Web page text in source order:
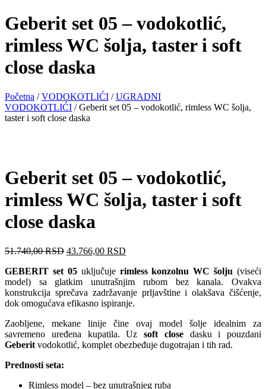
Geberit set 05 – vodokotlić,
rimless WC šolja, taster i soft
close daska
Početna /VODOKOTLIĆI /UGRADNI
VODOKOTLIĆI / Geberit set 05 – vodokotlić, rimless WC šolja,
taster i soft close daska
Geberit set 05 – vodokotlić,
rimless WC šolja, taster i soft
close daska
51.740,00RSD 43.766,00 RSD
GEBERIT set 05uključuje rimless konzolnu WC šolju (viseći
model) sa glatkim unutrašnjim rubom bez kanala. Ovakva
konstrukcija sprečava zadržavanje prljavštine i olakšava čišćenje,
dok omogućava efikasno ispiranje.
Zaobljene, mekane linije čine ovaj model šolje idealnim za
savremeno uređena kupatila. Uz soft closedasku i pouzdani
Geberit vodokotlić, komplet obezbeđuje dugotrajan i tih rad.
Prednosti seta:
Rimless model – bez unutrašnjeg ruba